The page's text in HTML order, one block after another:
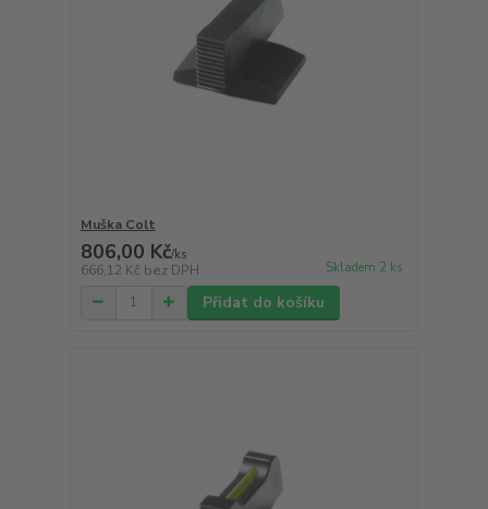
Muška Colt
806,00 Kč/ks
666,12 Kč bez DPH Skladem 2 ks
Přidat do košíku